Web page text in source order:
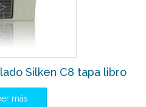
Silken C8 tapa libro
más